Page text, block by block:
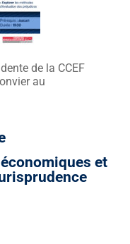
de la CCEF
au
et